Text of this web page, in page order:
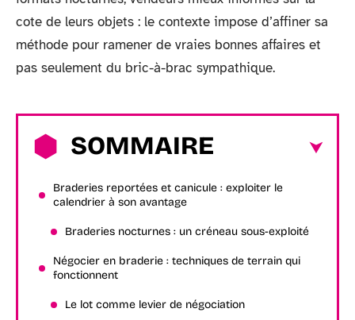
cote de leurs objets : le contexte impose d’affiner sa
méthode pour ramener de vraies bonnes affaires et
pas seulement du bric-à-brac sympathique.
SOMMAIRE
Braderies reportées et canicule : exploiter le
calendrier à son avantage
Braderies nocturnes : un créneau sous-exploité
Négocier en braderie : techniques de terrain qui
fonctionnent
Le lot comme levier de négociation